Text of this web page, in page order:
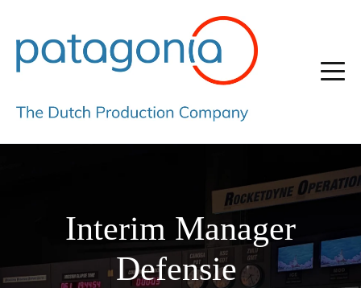
Interim Manager
Defensie